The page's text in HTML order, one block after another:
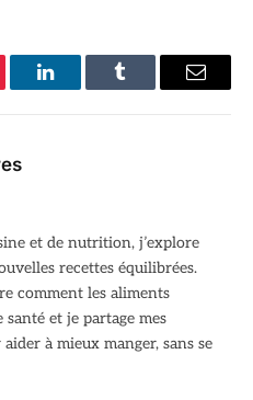
LinkedInTumblr Email
et de nutrition, j’explore
recettes équilibrées.
comment les aliments
et je partage mes
à mieux manger, sans se